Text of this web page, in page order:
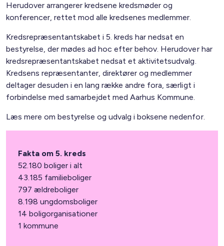
Herudover arrangerer kredsene kredsmøder og
konferencer, rettet mod alle kredsenes medlemmer.
Kredsrepræsentantskabet i 5. kreds har nedsat en
bestyrelse, der mødes ad hoc efter behov. Herudover har
kredsrepræsentantskabet nedsat et aktivitetsudvalg.
Kredsens repræsentanter, direktører og medlemmer
deltager desuden i en lang række andre fora, særligt i
forbindelse med samarbejdet med Aarhus Kommune.
Læs mere om bestyrelse og udvalg i boksene nedenfor.
Fakta om 5. kreds
52.180 boliger i alt
43.185 familieboliger
797 ældreboliger
8.198 ungdomsboliger
14 boligorganisationer
1 kommune